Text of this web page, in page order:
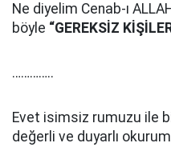
Ne diyelim Cenab-ı
böyle “GEREKSİZ
…………..
Evet isimsiz rumuzu ile
değerli ve duyarlı